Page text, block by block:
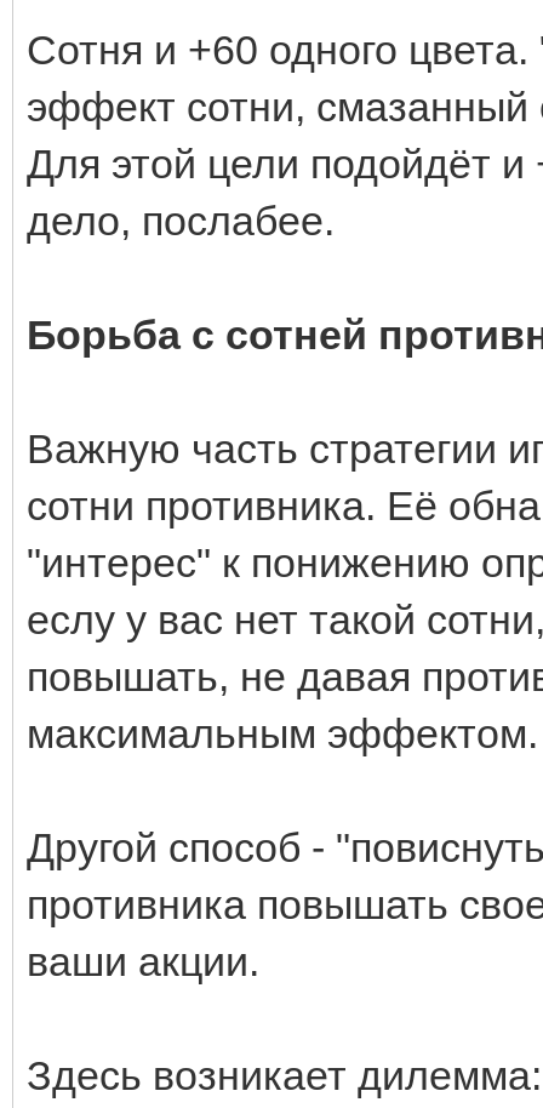
Сотня и +60 одного
эффект сотни, смазанный
Для этой цели подойдёт и
дело, послабее.
Борьба с сотней
Важную часть стратегии
сотни противника. Её
"интерес" к понижению
еслу у вас нет такой
повышать, не давая
максимальным эффектом.
Другой способ -
противника повышать
ваши акции.
Здесь возникает